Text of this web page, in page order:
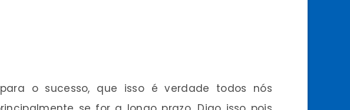
o sucesso, que isso é verdade todos nós